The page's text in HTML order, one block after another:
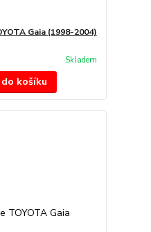
Gaia (1998-2004)
Skladem
košíku